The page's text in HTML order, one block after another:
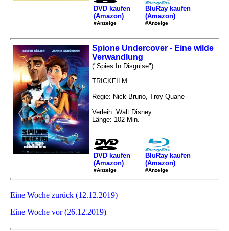
DVD kaufen
(Amazon)
#Anzeige
BluRay kaufen
(Amazon)
#Anzeige
Spione Undercover - Eine wilde
Verwandlung
("Spies In Disguise")
TRICKFILM
Regie: Nick Bruno, Troy Quane
Verleih: Walt Disney
Länge: 102 Min.
DVD kaufen
(Amazon)
#Anzeige
BluRay kaufen
(Amazon)
#Anzeige
Eine Woche zurück (12.12.2019)
Eine Woche vor (26.12.2019)